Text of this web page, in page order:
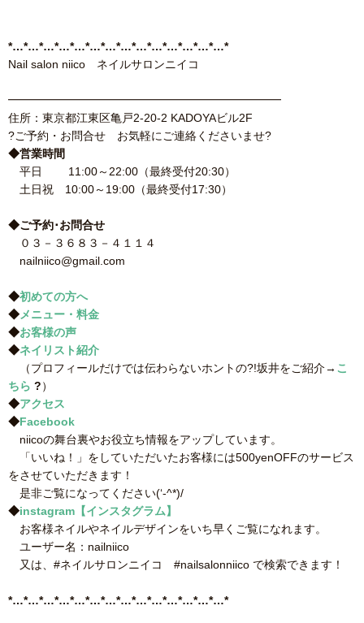
*…*…*…*…*…*…*…*…*…*…*…*…*…*…*
Nail salon niico ネイルサロンニイコ
━━━━━━━━━━━━━━━━━━━━━━━━
住所：東京都江東区亀戸2-20-2 KADOYAビル2F
?ご予約・お問合せ お気軽にご連絡くださいませ?
◆営業時間
平日 11:00～22:00（最終受付20:30）
土日祝 10:00～19:00（最終受付17:30）
◆ご予約･お問合せ
０３－３６８３－４１１４
nailniico@gmail.com
◆初めての方へ
◆メニュー・料金
◆お客様の声
◆ネイリスト紹介
（プロフィールだけでは伝わらないホントの?!坂井をご紹介→ こ
ちら ?）
◆アクセス
◆Facebook
niicoの舞台裏やお役立ち情報をアップしています。
「いいね！」をしていただいたお客様には500yenOFFのサービス
をさせていただきます！
是非ご覧になってください(‘-^*)/
◆instagram【インスタグラム】
お客様ネイルやネイルデザインをいち早くご覧になれます。
ユーザー名：nailniico
又は、#ネイルサロンニイコ #nailsalonniico で検索できます！
*…*…*…*…*…*…*…*…*…*…*…*…*…*…*